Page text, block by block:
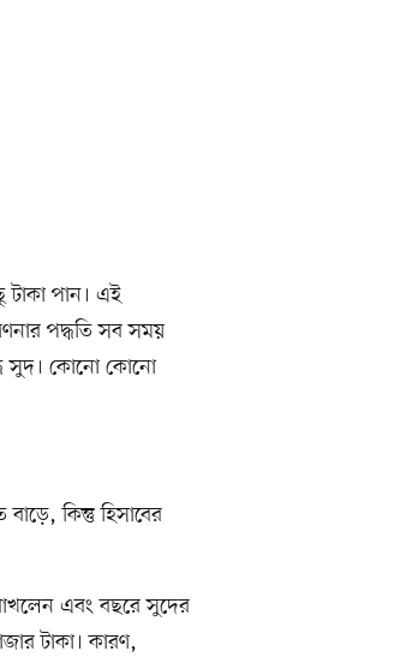
টাকা পান। এই
পদ্ধতি সব সময়
সুদ। কোনো কোনো
কিন্তু হিসাবের
এবং বছরে সুদের
টাকা। কারণ,